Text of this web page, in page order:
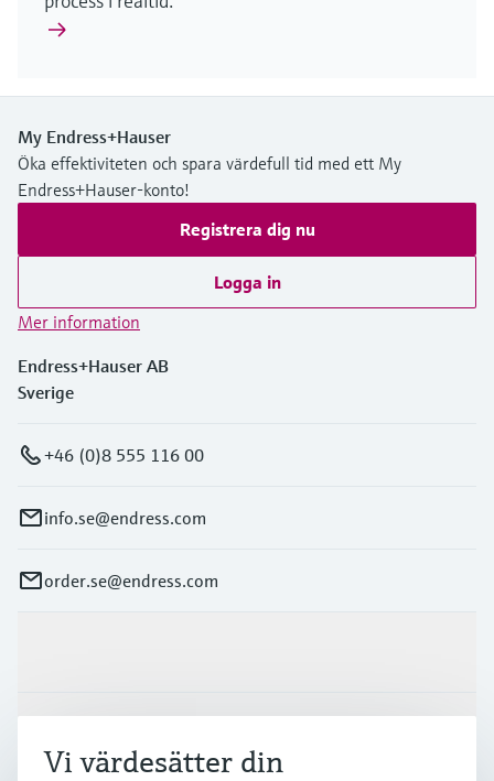
My Endress+Hauser
Öka effektiviteten och spara värdefull tid med ett My
Endress+Hauser-konto!
Registrera dig nu
Logga in
Mer information
Endress+Hauser AB
Sverige
+46 (0)8 555 116 00
info.se@endress.com
order.se@endress.com
Vi värdesätter din